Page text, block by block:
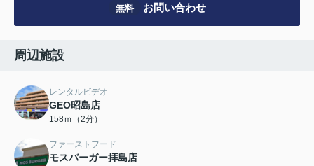
無料 お問い合わせ
周辺施設
レンタルビデオ
GEO昭島店
158ｍ（2分）
ファーストフード
モスバーガー拝島店